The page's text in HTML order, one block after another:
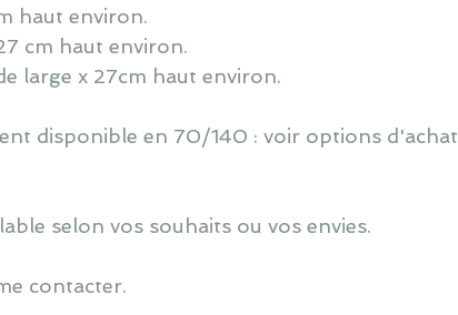
haut environ.
cm haut environ.
large x 27cm haut environ.
disponible en 70/140 : voir options d'achat
selon vos souhaits ou vos envies.
contacter.